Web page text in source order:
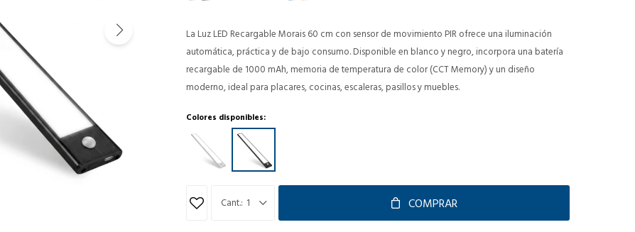
La Luz LED Recargable Morais 60 cm con sensor de movimiento PIR ofrece una iluminación
automática, práctica y de bajo consumo. Disponible en blanco y negro, incorpora una batería
recargable de 1000 mAh, memoria de temperatura de color (CCT Memory) y un diseño
moderno, ideal para placares, cocinas, escaleras, pasillos y muebles.
Colores disponibles:
1 COMPRAR